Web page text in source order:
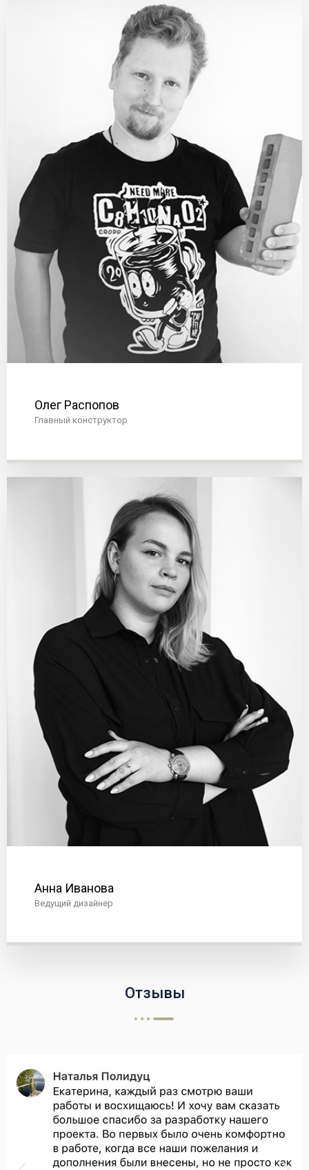
Олег Распопов
Главный конструктор
Анна Иванова
Ведущий дизайнер
Отзывы